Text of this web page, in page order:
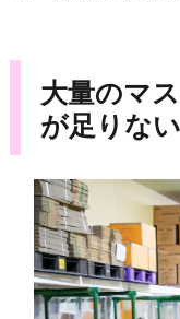
大量のマ
が足りない